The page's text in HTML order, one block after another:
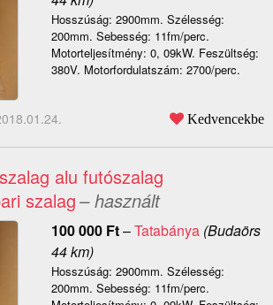
Hosszúság: 2900mm. Szélesség:
200mm. Sebesség: 11fm/perc.
Motorteljesítmény: 0, 09kW. Feszültség:
380V. Motorfordulatszám: 2700/perc.
Kedvencekbe
alu futószalag
szalag– használt
100 000 Ft–Tatabánya(Budaörs
44 km)
Hosszúság: 2900mm. Szélesség:
200mm. Sebesség: 11fm/perc.